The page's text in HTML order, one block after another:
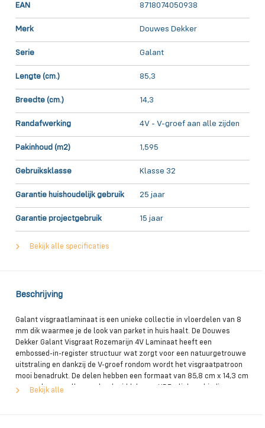
EAN 8718074050938
Merk Douwes Dekker
Serie Galant
Lengte (cm.) 85,3
Breedte (cm.) 14,3
Randafwerking 4V - V-groef aan alle zijden
Pakinhoud (m2) 1,595
Gebruiksklasse Klasse 32
Garantie huishoudelijk gebruik 25 jaar
Garantie projectgebruik 15 jaar
Bekijk alle specificaties
Beschrijving
Galant visgraatlaminaat is een unieke collectie in vloerdelen van 8
mm dik waarmee je de look van parket in huis haalt. De Douwes
Dekker Galant Visgraat Rozemarijn 4V Laminaat heeft een
embossed-in-register structuur wat zorgt voor een natuurgetrouwe
uitstraling en dankzij de V-groef rondom wordt het visgraatpatroon
mooi benadrukt. De delen hebben een formaat van 85,8 cm x 14,3 cm
en worden aan elkaar gelegd middels een HDF-click verbinding.‌
Bekijk alle